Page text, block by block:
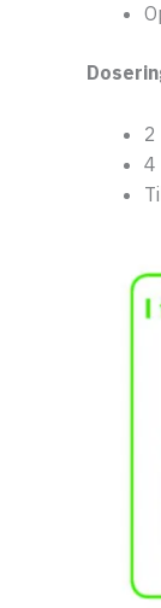
2
4